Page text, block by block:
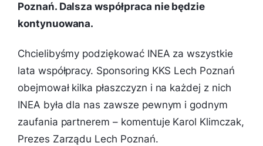
Poznań. Dalsza współpraca nie będzie
kontynuowana.
Chcielibyśmy podziękować INEA za wszystkie
lata współpracy. Sponsoring KKS Lech Poznań
obejmował kilka płaszczyzn i na każdej z nich
INEA była dla nas zawsze pewnym i godnym
zaufania partnerem – komentuje Karol Klimczak,
Prezes Zarządu Lech Poznań.